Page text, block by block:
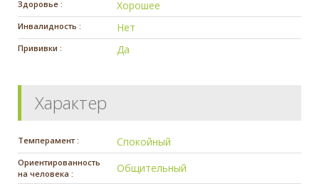
Здоровье : Хорошее
Инвалидность : Нет
Прививки : Да
Характер
Темперамент : Спокойный
Ориентированность
на человека :
Общительный